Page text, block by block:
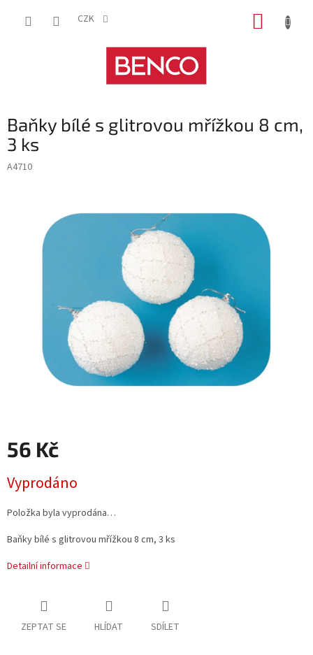
CZK
Baňky bílé s glitrovou mřížkou 8 cm,
3 ks
A4710
56 Kč
cena:
Vyprodáno
Položka byla vyprodána…
Baňky bílé s glitrovou mřížkou 8 cm, 3 ks
Detailní informace
ZEPTAT SE HLÍDAT SDÍLET